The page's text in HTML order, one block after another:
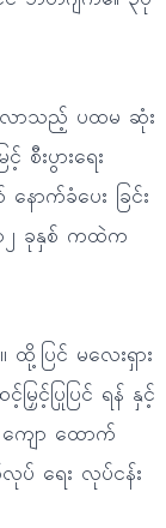
းလာသည့် ပထမ ဆုံး
စီးပွားရေး
ာက်ခံပေး ခြင်း
၁၂ ခုနှစ် ကထဲက
ပြင် မလေးရှား
ြှင့်ပြုပြင် ရန် နှင့်
ျော ထောက်
ရေး လုပ်ငန်း